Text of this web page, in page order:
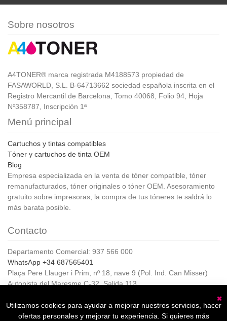
Sobre nosotros
A4TONER® marca registrada M4188573 propiedad de
FASAWORLD, S.L. B-64713662 sociedad española inscrita en el
Registro Mercantil de Barcelona, Tomo 40068, Folio 94, Hoja
Nº358787, Inscripción 1ª
Menú principal
Cartuchos y tintas compatibles
Tóner y cartuchos de tinta OEM
Blog
Empresa especializada en la venta de tóner compatible, tóner
remanufacturados, tóner originales o tóner OEM. Asesoramiento
gratuito sobre impresoras, la compra de tus tóneres te saldrá lo
más barata posible.
Contacto
Departamento Comercial: 937 566 000
WhatsApp +34 687565401
Plaça Pere Llauger i Prim, nº 18, nave 9 (Pol. Ind. Can Misser)
Autopista del Maresme C-32, Salida 113
Horario de Atención al cliente:
De lunes a jueves de 8:00 a 17:00,
Utilizamos cookies para ayudar a mejorar nuestros servicios, hacer
ofertas personales y mejorar tu experiencia. Si quieres más